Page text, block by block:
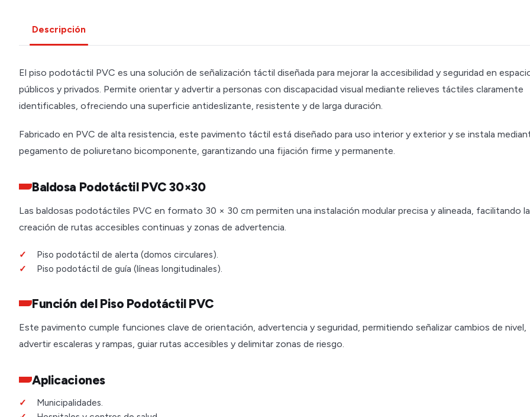
Descripción
El piso podotáctil PVC es una solución de señalización táctil diseñada para mejorar la accesibilidad y seguridad en
públicos y privados. Permite orientar y advertir a personas con discapacidad visual mediante relieves táctiles claramente
identificables, ofreciendo una superficie antideslizante, resistente y de larga duración.
Fabricado en PVC de alta resistencia, este pavimento táctil está diseñado para uso interior y exterior y se instala
pegamento de poliuretano bicomponente, garantizando una fijación firme y permanente.
Baldosa Podotáctil PVC 30×30
Las baldosas podotáctiles PVC en formato 30 × 30 cm permiten una instalación modular precisa y alineada, facilitando la
creación de rutas accesibles continuas y zonas de advertencia.
Piso podotáctil de alerta (domos circulares).
Piso podotáctil de guía (líneas longitudinales).
Función del Piso Podotáctil PVC
Este pavimento cumple funciones clave de orientación, advertencia y seguridad, permitiendo señalizar cambios de nivel,
advertir escaleras y rampas, guiar rutas accesibles y delimitar zonas de riesgo.
Aplicaciones
Municipalidades.